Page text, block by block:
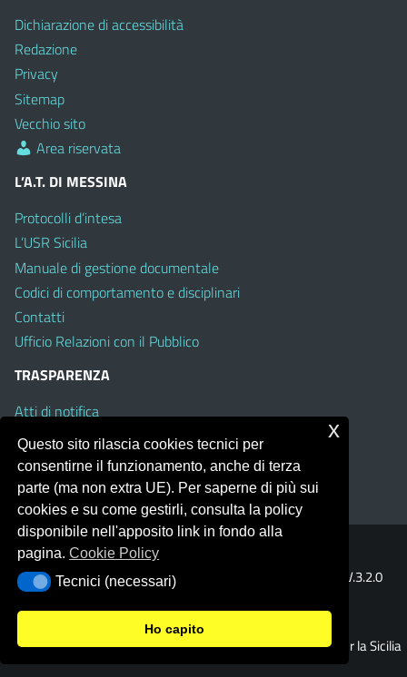
Dichiarazione di accessibilità
Redazione
Privacy
Sitemap
Vecchio sito
Area riservata
L’A.T. DI MESSINA
Protocolli d’intesa
L’USR Sicilia
Manuale di gestione documentale
Codici di comportamento e disciplinari
Contatti
Ufficio Relazioni con il Pubblico
TRASPARENZA
Atti di notifica
Albo on line
Amministrazione Trasparente
Obiettivi di Accessibilità
Portale realizzato con la piattaforma
Template Italia configurato sul tema accessibile
V.3.2.0
(Mizar)
© 2026 Ufficio Scolastico Regionale per la Sicilia
Questo sito rilascia cookies tecnici per
consentirne il funzionamento, anche di terza
parte (ma non extra UE). Per saperne di più sui
cookies e su come gestirli, consulta la policy
disponibile nell'apposito link in fondo alla
pagina.Cookie Policy
Tecnici (necessari)
Tecnici (necessari)
Ho capito
x